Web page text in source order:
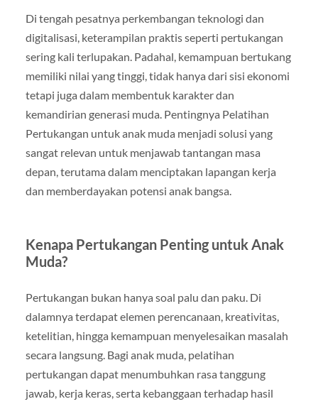
Di tengah pesatnya perkembangan teknologi dan
digitalisasi, keterampilan praktis seperti pertukangan
sering kali terlupakan. Padahal, kemampuan bertukang
memiliki nilai yang tinggi, tidak hanya dari sisi ekonomi
tetapi juga dalam membentuk karakter dan
kemandirian generasi muda. Pentingnya Pelatihan
Pertukangan untuk anak muda menjadi solusi yang
sangat relevan untuk menjawab tantangan masa
depan, terutama dalam menciptakan lapangan kerja
dan memberdayakan potensi anak bangsa.
Kenapa Pertukangan Penting untuk Anak
Muda?
Pertukangan bukan hanya soal palu dan paku. Di
dalamnya terdapat elemen perencanaan, kreativitas,
ketelitian, hingga kemampuan menyelesaikan masalah
secara langsung. Bagi anak muda, pelatihan
pertukangan dapat menumbuhkan rasa tanggung
jawab, kerja keras, serta kebanggaan terhadap hasil